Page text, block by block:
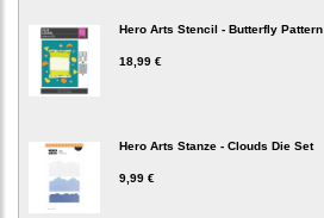
Hero Arts Stencil - Butterfly Pattern
18,99 €
Hero Arts Stanze - Clouds Die Set
9,99 €